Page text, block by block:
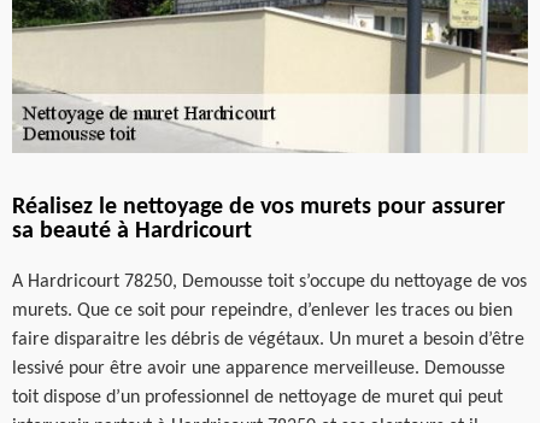
Réalisez le nettoyage de vos murets pour assurer
sa beauté à Hardricourt
A Hardricourt 78250, Demousse toit s’occupe du nettoyage de vos
murets. Que ce soit pour repeindre, d’enlever les traces ou bien
faire disparaitre les débris de végétaux. Un muret a besoin d’être
lessivé pour être avoir une apparence merveilleuse. Demousse
toit dispose d’un professionnel de nettoyage de muret qui peut